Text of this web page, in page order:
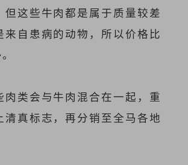
但这些牛肉都是属于质量较差
来自患病的动物，所以价格比
肉类会与牛肉混合在一起，重
清真标志，再分销至全马各地